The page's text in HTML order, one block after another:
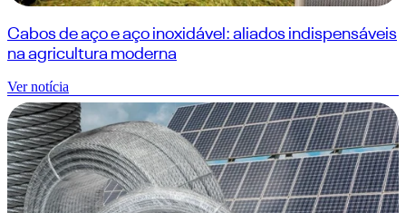
Cabos de aço e aço inoxidável: aliados indispensáveis
na agricultura moderna
Ver notícia